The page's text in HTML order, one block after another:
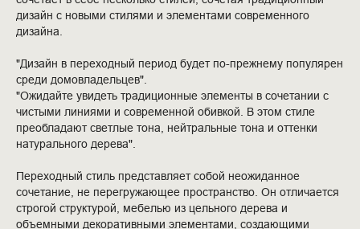
дизайн с новыми стилями и элементами современного
дизайна.
"Дизайн в переходный период будет по-прежнему популярен
среди домовладельцев".
"Ожидайте увидеть традиционные элементы в сочетании с
чистыми линиями и современной обивкой. В этом стиле
преобладают светлые тона, нейтральные тона и оттенки
натурального дерева".
Переходный стиль представляет собой неожиданное
сочетание, не перегружающее пространство. Он отличается
строгой структурой, мебелью из цельного дерева и
объемными декоративными элементами, создающими